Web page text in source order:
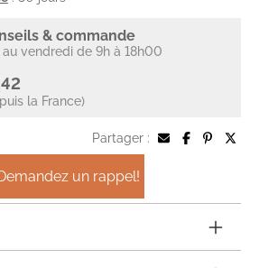
& commande
vendredi de 9h à 18h00
la France)
Partager :
un rappel!